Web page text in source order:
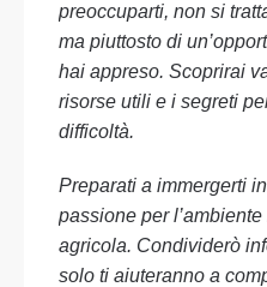
preoccuparti, non si
ma piuttosto di
hai appreso. Scoprirai
risorse utili e i segreti
difficoltà.
Preparati a immergerti
passione per
agricola. Condividerò
solo ti aiuteranno a